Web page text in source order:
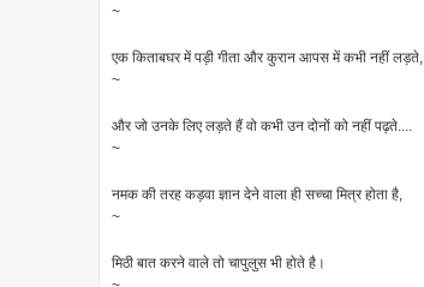
~
एक किताबघर में पड़ी गीता और कुरान आपस में कभी नहीं लड़ते,
~
और जो उनके लिए लड़ते हैं वो कभी उन दोनों को नहीं पढ़ते....
~
नमक की तरह कड़वा ज्ञान देने वाला ही सच्चा मित्र होता है,
~
मिठी बात करने वाले तो चापुलुस भी होते है।